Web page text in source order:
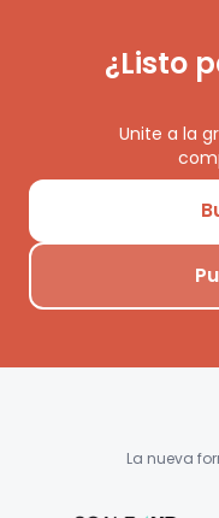
¿Listo
Unite a la
La nueva